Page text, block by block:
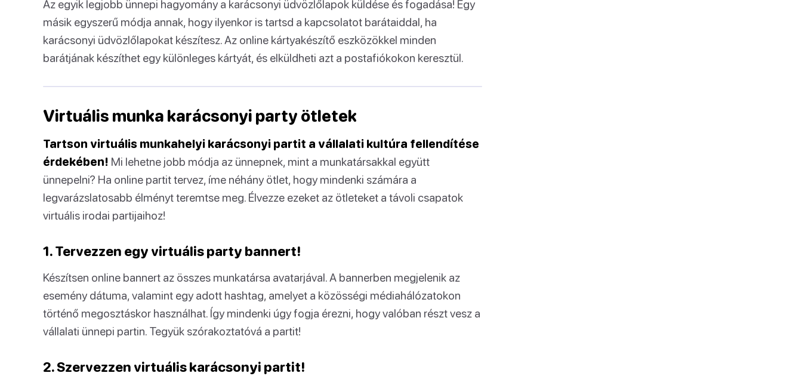
Az egyik legjobb ünnepi hagyomány a karácsonyi üdvözlőlapok küldése és fogadása! Egy
másik egyszerű módja annak, hogy ilyenkor is tartsd a kapcsolatot barátaiddal, ha
karácsonyi üdvözlőlapokat készítesz. Az online kártyakészítő eszközökkel minden
barátjának készíthet egy különleges kártyát, és elküldheti azt a postafiókokon keresztül.
Virtuális munka karácsonyi party ötletek
Tartson virtuális munkahelyi karácsonyi partit a vállalati kultúra fellendítése
érdekében! Mi lehetne jobb módja az ünnepnek, mint a munkatársakkal együtt
ünnepelni? Ha online partit tervez, íme néhány ötlet, hogy mindenki számára a
legvarázslatosabb élményt teremtse meg. Élvezze ezeket az ötleteket a távoli csapatok
virtuális irodai partijaihoz!
1. Tervezzen egy virtuális party bannert!
Készítsen online bannert az összes munkatársa avatarjával. A bannerben megjelenik az
esemény dátuma, valamint egy adott hashtag, amelyet a közösségi médiahálózatokon
történő megosztáskor használhat. Így mindenki úgy fogja érezni, hogy valóban részt vesz a
vállalati ünnepi partin. Tegyük szórakoztatóvá a partit!
2. Szervezzen virtuális karácsonyi partit!